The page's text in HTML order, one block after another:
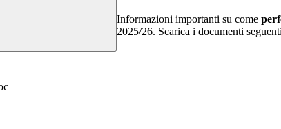
Informazioni importanti su come
2025/26. Scarica i documenti